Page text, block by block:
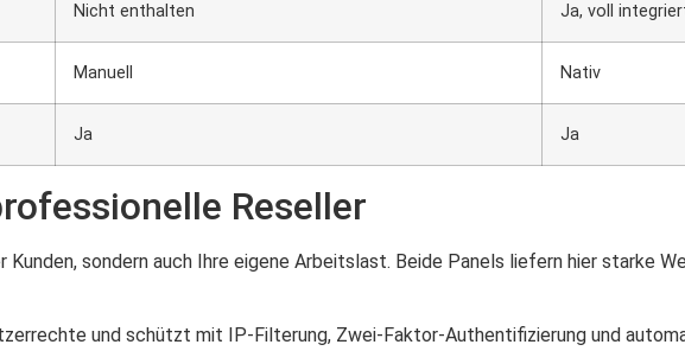
Nicht enthalten Ja, voll
Manuell Nativ
Ja Ja
Reseller
sondern auch Ihre eigene Arbeitslast. Beide Panels liefern hier starke
und schützt mit IP-Filterung, Zwei-Faktor-Authentifizierung und